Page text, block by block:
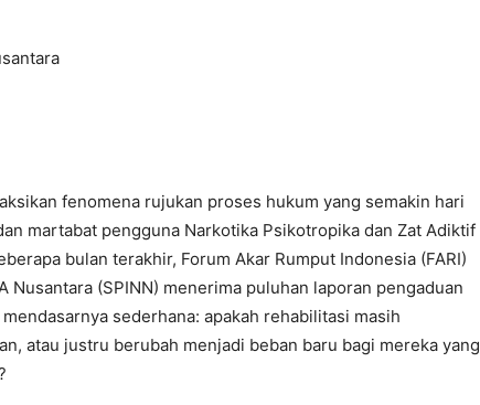
fenomena rujukan proses hukum yang semakin hari
martabat pengguna Narkotika Psikotropika dan Zat Adiktif
bulan terakhir, Forum Akar Rumput Indonesia (FARI)
Nusantara (SPINN) menerima puluhan laporan pengaduan
sederhana: apakah rehabilitasi masih
atau justru berubah menjadi beban baru bagi mereka yang